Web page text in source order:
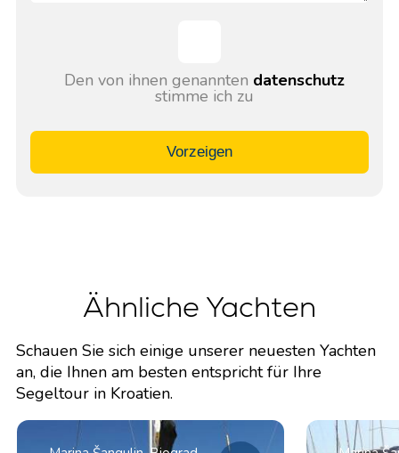
Den von ihnen genannten datenschutz
stimme ich zu
Vorzeigen
Ähnliche Yachten
Schauen Sie sich einige unserer neuesten Yachten
an, die Ihnen am besten entspricht für Ihre
Segeltour in Kroatien.